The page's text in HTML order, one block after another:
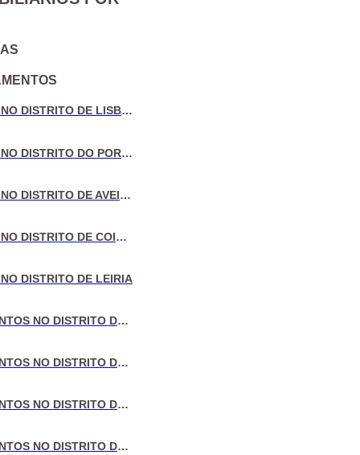
VENDA DE MORADIAS NO DISTRITO DE LISBOA
VENDA DE MORADIAS NO DISTRITO DO PORTO
VENDA DE MORADIAS NO DISTRITO DE AVEIRO
VENDA DE MORADIAS NO DISTRITO DE COIMBRA
DISTRITO DE LEIRIA
VENDA DE APARTAMENTOS NO DISTRITO DE LISBOA
VENDA DE APARTAMENTOS NO DISTRITO DO PORTO
VENDA DE APARTAMENTOS NO DISTRITO DE AVEIRO
VENDA DE APARTAMENTOS NO DISTRITO DE COIMBRA